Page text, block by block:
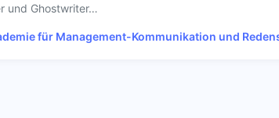
und Ghostwriter…
für Management-Kommunikation und